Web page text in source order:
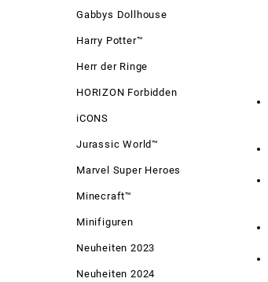
Gabbys Dollhouse
Harry Potter™
Herr der Ringe
HORIZON Forbidden
iCONS
Jurassic World™
Marvel Super Heroes
Minecraft™
Minifiguren
Neuheiten 2023
Neuheiten 2024